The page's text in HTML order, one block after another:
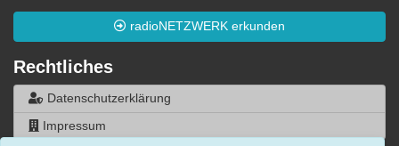
radioNETZWERK erkunden
Rechtliches
Datenschutzerklärung
Impressum